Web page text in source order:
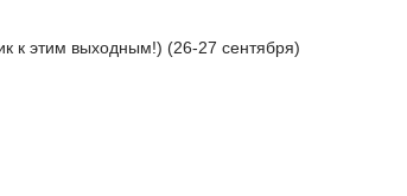
к этим выходным!) (26-27 сентября)